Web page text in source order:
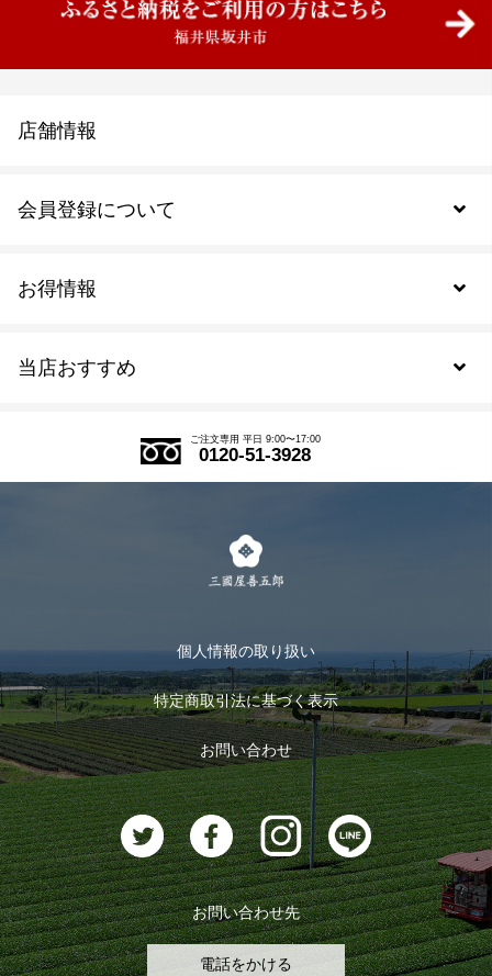
当店おすすめ
式部の香りシリーズ
お茶のギフト
おすすめのお茶
お茶に合うスイーツ
お得情報
会員登録について
会員規約について
ログイン
ログアウト
店舗情報
ご注文専用 平日 9:00〜17:00
0120-51-3928
個人情報の取り扱い
特定商取引法に基づく表示
お問い合わせ
お問い合わせ先
電話をかける